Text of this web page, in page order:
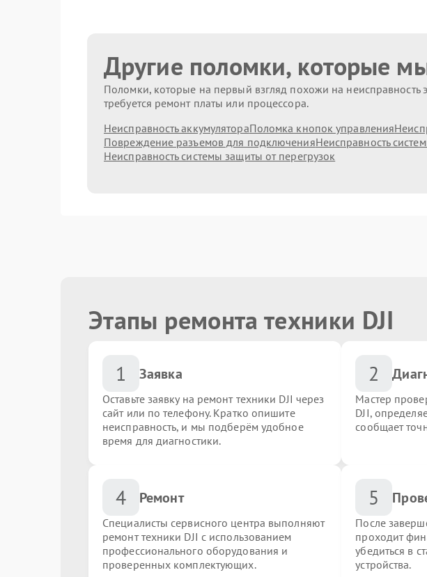
Другие поломки, которые
Поломки, которые на первый взгляд похожи на
требуется ремонт платы или процессора.
Неисправность аккумулятораПоломка кнопок управления
Повреждение разъемов для подключенияНеисправность
Неисправность системы защиты от перегрузок
Этапы ремонта техники DJI
1 Заявка
Оставьте заявку на ремонт техники DJI через
сайт или по телефону. Кратко опишите
неисправность, и мы подберём удобное
время для диагностики.
2
Мастер
DJI,
сообщает
4 Ремонт
Специалисты сервисного центра выполняют
ремонт техники DJI с использованием
профессионального оборудования и
проверенных комплектующих.
5
После
проходит
убедиться в
устройства.